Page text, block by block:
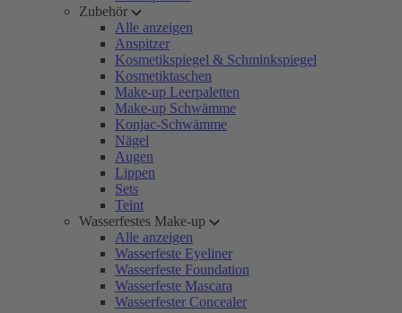
Zubehör
Alle anzeigen
Anspitzer
Kosmetikspiegel & Schminkspiegel
Kosmetiktaschen
Make-up Leerpaletten
Make-up Schwämme
Konjac-Schwämme
Nägel
Augen
Lippen
Sets
Teint
Wasserfestes Make-up
Alle anzeigen
Wasserfeste Eyeliner
Wasserfeste Foundation
Wasserfeste Mascara
Wasserfester Concealer